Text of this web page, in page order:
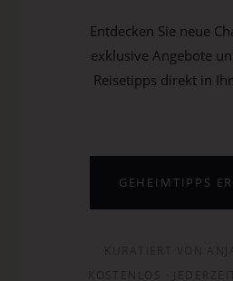
Entdecken Sie neue
exklusive Angebote
Reisetipps direkt in
GEHEIMTIPPS